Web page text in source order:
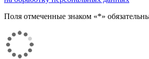
Поля отмеченные знаком «*»